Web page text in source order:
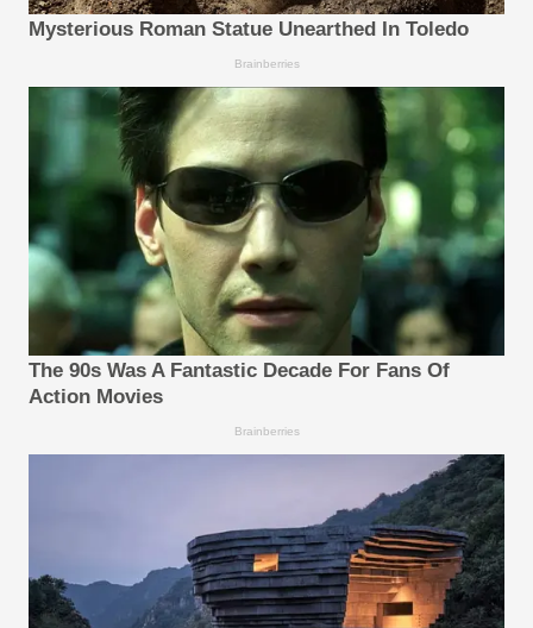
Mysterious Roman Statue Unearthed In Toledo
Brainberries
The 90s Was A Fantastic Decade For Fans Of
Action Movies
Brainberries